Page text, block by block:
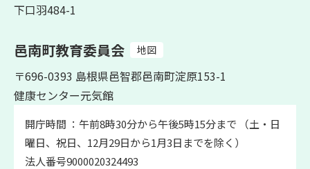
下口羽484-1
邑南町教育委員会 地図
〒696-0393 島根県邑智郡邑南町淀原153-1
健康センター元気館
開庁時間 ：午前8時30分から午後5時15分まで （土・日
曜日、祝日、12月29日から1月3日までを除く）
法人番号9000020324493